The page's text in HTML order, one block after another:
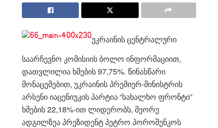
უკრაინის ცენტრალური
საარჩევნო კომისიის ბოლო ინფორმაციით,
დათვლილია ხმების 97,75%. წინასწარი
მონაცემებით, უკრაინის პრემიერ-მინისტრის
არსენი იაცენიუკის პარტია “სახალხო ფრონტი”
ხმების 22,18%-ით ლიდერობს, მეორე
ადგილზეა პრეზიდენტ პეტრო პოროშენკოს